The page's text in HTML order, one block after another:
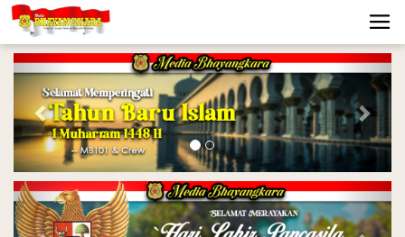
Previous Next
Previous Next